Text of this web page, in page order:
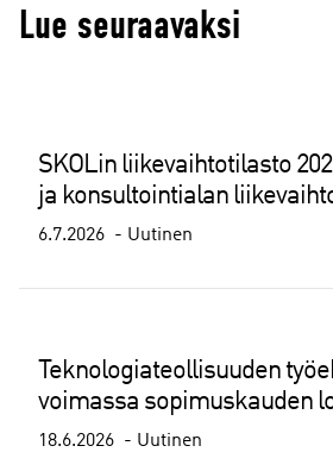
Lue seuraavaksi
SKOLin liikevaihtotilasto
ja konsultointialan
6.7.2026 Uutinen
Teknologiateollisuuden
voimassa sopimuskauden
18.6.2026 Uutinen